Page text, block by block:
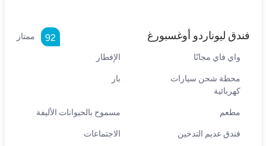
فندق ليوناردو أوغسبورغ ممتاز 92
واي فاي مجانًا الإفطار
محطة شحن سيارات
كهربائية
بار
مطعم مسموح بالحيوانات الأليفة
فندق عديم التدخين الاجتماعات